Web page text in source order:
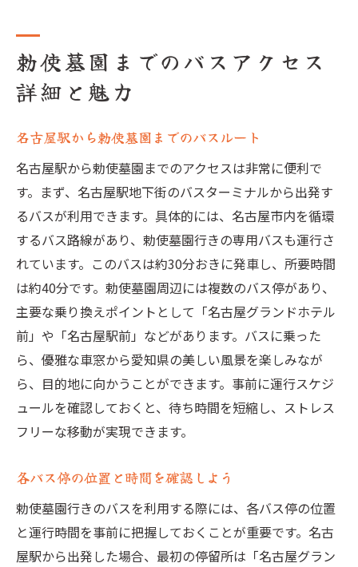
勅使墓園までのバスアクセス
詳細と魅力
名古屋駅から勅使墓園までのバスルート
名古屋駅から勅使墓園までのアクセスは非常に便利で
す。まず、名古屋駅地下街のバスターミナルから出発す
るバスが利用できます。具体的には、名古屋市内を循環
するバス路線があり、勅使墓園行きの専用バスも運行さ
れています。このバスは約30分おきに発車し、所要時間
は約40分です。勅使墓園周辺には複数のバス停があり、
主要な乗り換えポイントとして「名古屋グランドホテル
前」や「名古屋駅前」などがあります。バスに乗った
ら、優雅な車窓から愛知県の美しい風景を楽しみなが
ら、目的地に向かうことができます。事前に運行スケジ
ュールを確認しておくと、待ち時間を短縮し、ストレス
フリーな移動が実現できます。
各バス停の位置と時間を確認しよう
勅使墓園行きのバスを利用する際には、各バス停の位置
と運行時間を事前に把握しておくことが重要です。名古
屋駅から出発した場合、最初の停留所は「名古屋グラン